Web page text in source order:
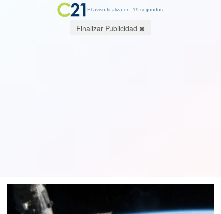
El aviso finaliza en: 19 segundos.
Finalizar Publicidad